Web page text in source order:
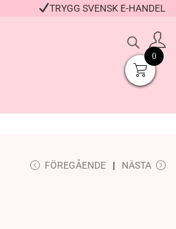
TRYGG SVENSK E-HANDEL
FÖREGÅENDE NÄSTA
0
Massageolja Muscle